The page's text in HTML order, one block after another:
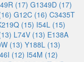
(17) G1349D (17)
G12C (16) C3435T
(15) I54L (15)
L74V (13) E138A
(13) Y188L (13)
(12) I54M (12)